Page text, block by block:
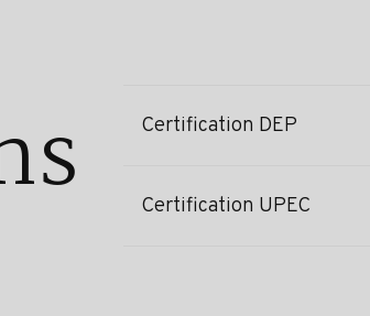
Certification DEP
Certification UPEC